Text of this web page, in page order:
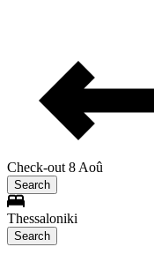
Check-out 8 Aoû
Search
Thessaloniki
Search